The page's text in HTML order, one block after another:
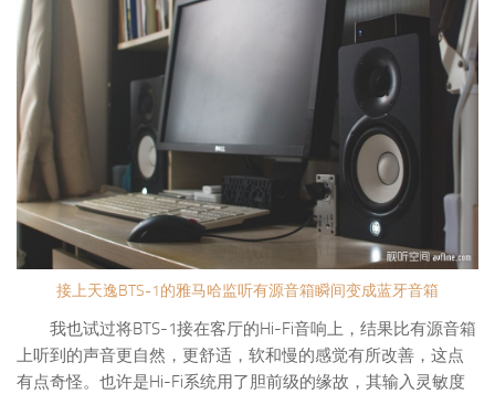
接上天逸BTS-1的雅马哈监听有源音箱瞬间变成蓝牙音箱
我也试过将BTS-1接在客厅的Hi-Fi音响上，结果比有源音箱
上听到的声音更自然，更舒适，软和慢的感觉有所改善，这点
有点奇怪。也许是Hi-Fi系统用了胆前级的缘故，其输入灵敏度